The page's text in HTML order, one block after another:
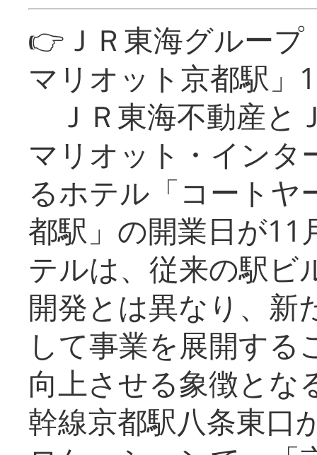
👉ＪＲ東海グルー
マリオット京都駅」
ＪＲ東海不動産と
マリオット・インタ
るホテル「コートヤ
都駅」の開業日が11
テルは、従来の駅ビ
開発とは異なり、新
して事業を展開する
向上させる象徴とな
幹線京都駅八条東口